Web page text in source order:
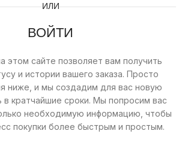
ИЛИ
ВОЙТИ
этом сайте позволяет вам получить
и истории вашего заказа. Просто
ниже, и мы создадим для вас новую
в кратчайшие сроки. Мы попросим вас
необходимую информацию, чтобы
покупки более быстрым и простым.